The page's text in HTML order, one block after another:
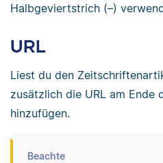
Halbgeviertstrich (–)
URL
Liest du den
zusätzlich die URL am Ende
hinzufügen.
Beachte